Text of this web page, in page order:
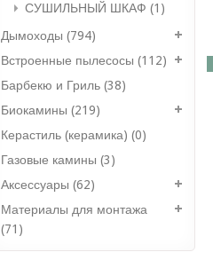
СУШИЛЬНЫЙ ШКАФ (1)
Дымоходы (794)
Встроенные пылесосы (112)
Барбекю и Гриль (38)
Биокамины (219)
Керастиль (керамика) (0)
Газовые камины (3)
Аксессуары (62)
Материалы для монтажа
(71)